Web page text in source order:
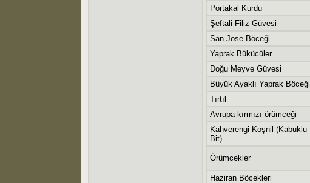
Portakal Kurdu
Şeftali Filiz Güvesi
San Jose Böceği
Yaprak Bükücüler
Doğu Meyve Güvesi
Büyük Ayaklı Yaprak Böceği
Tırtıl
Avrupa kırmızı örümceği
Kahverengi Koşnil (Kabuklu
Bit)
Örümcekler
Haziran Böcekleri